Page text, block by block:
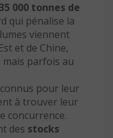
000 tonnes de
qui pénalise la
viennent
et de Chine,
parfois au
pour leur
à trouver leur
concurrence.
des stocks